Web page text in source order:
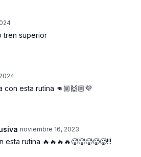
2 x 12 lbs, 2 x 8 lbs
específico 5 minutos
tren superior
esta rutina 👊🏼🙌🏼💜
noviembre 16, 2023
rutina 🔥🔥🔥🔥🥵🥵🥵🥵🥵!!!